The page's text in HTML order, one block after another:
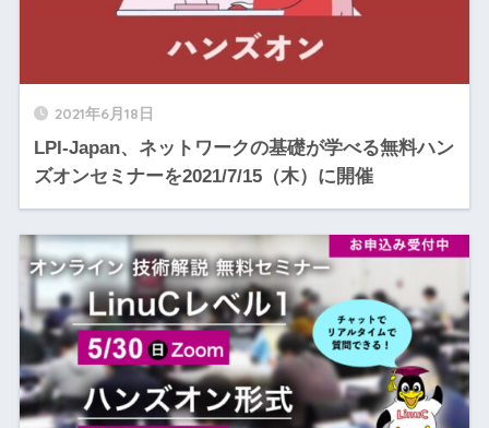
2021年6月18日
LPI-Japan、ネットワークの基礎が学べる無料ハン
ズオンセミナーを2021/7/15（木）に開催